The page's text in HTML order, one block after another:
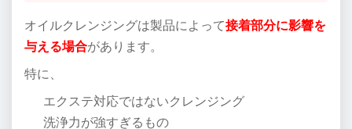
オイルクレンジングは製品によって接着部分に影響を
与える場合があります。
特に、
エクステ対応ではないクレンジング
洗浄力が強すぎるもの